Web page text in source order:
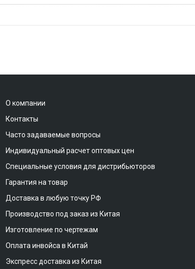
О компании
Контакты
Часто задаваемые вопросы
Индивидуальный расчет оптовых цен
Специальные условия для дистрибьюторов
Гарантия на товар
Доставка в любую точку РФ
Производство под заказ из Китая
Изготовление по чертежам
Оплата инвойса в Китай
Экспресс доставка из Китая